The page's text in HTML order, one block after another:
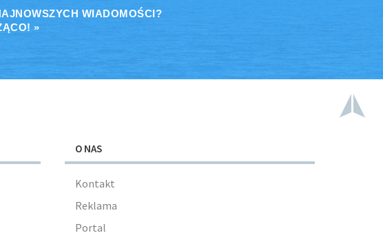
WIADOMOŚCI?
»
O NAS
Kontakt
Reklama
Portal